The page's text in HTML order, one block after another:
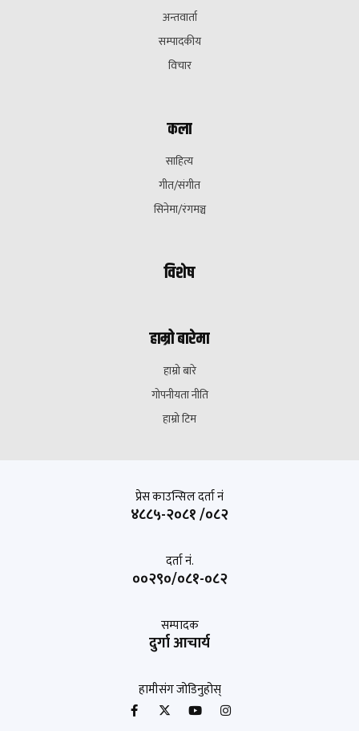
अन्तवार्ता
सम्पादकीय
विचार
कला
साहित्य
गीत/संगीत
सिनेमा/रंगमञ्च
विशेष
हाम्रो बारेमा
हाम्रो बारे
गोपनीयता नीति
हाम्रो टिम
प्रेस काउन्सिल दर्ता नं
४८८५-२०८१ /०८२
दर्ता नं.
००२९०/०८१-०८२
सम्पादक
दुर्गा आचार्य
हामीसंग जोडिनुहोस्